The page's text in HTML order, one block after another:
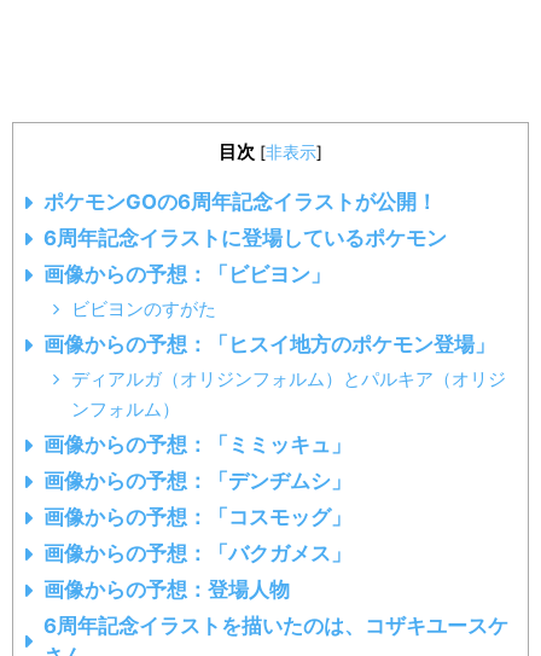
目次 [非表示]
ポケモンGOの6周年記念イラストが公開！
6周年記念イラストに登場しているポケモン
画像からの予想：「ビビヨン」
ビビヨンのすがた
画像からの予想：「ヒスイ地方のポケモン登場」
ディアルガ（オリジンフォルム）とパルキア（オリジ
ンフォルム）
画像からの予想：「ミミッキュ」
画像からの予想：「デンヂムシ」
画像からの予想：「コスモッグ」
画像からの予想：「バクガメス」
画像からの予想：登場人物
6周年記念イラストを描いたのは、コザキユースケ